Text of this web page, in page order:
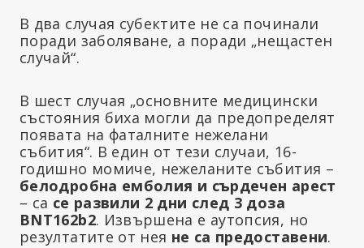
В два случая субектите не са починали
поради заболяване, а поради „нещастен
случай“.
В шест случая „основните медицински
състояния биха могли да предопределят
появата на фаталните нежелани
събития“. В един от тези случаи, 16-
годишно момиче, нежеланите събития –
белодробна емболия и сърдечен арест
– са се развили 2 дни след 3 доза
BNT162b2. Извършена е аутопсия, но
резултатите от нея не са предоставени.